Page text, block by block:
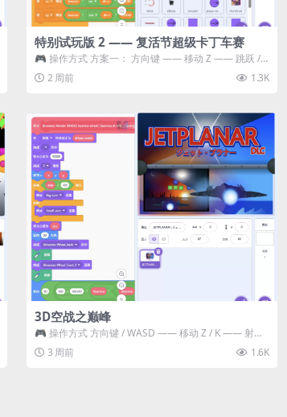
特别试玩版 2 —— 复活节超级卡丁车赛
🎮 操作方式 方案一： 方向键 —— 移动 Z —— 跳跃 /
漂移 方案二： ...
2 周前 1.3K
3D空战之巅峰
🎮 操作方式 方向键 / WASD —— 移动 Z / K —— 射击 /
攻击...
3 周前 1.6K